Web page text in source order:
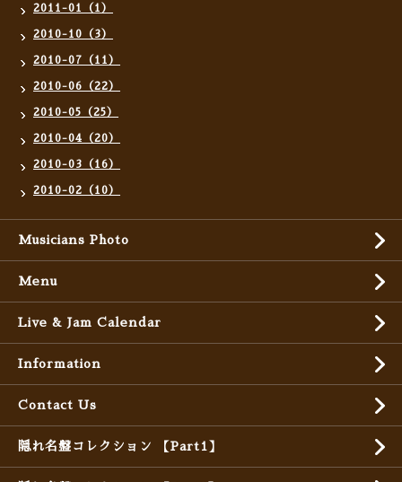
2011-01（1）
2010-10（3）
2010-07（11）
2010-06（22）
2010-05（25）
2010-04（20）
2010-03（16）
2010-02（10）
Musicians Photo
Menu
Live & Jam Calendar
Information
Contact Us
隠れ名盤コレクション 【Part1】